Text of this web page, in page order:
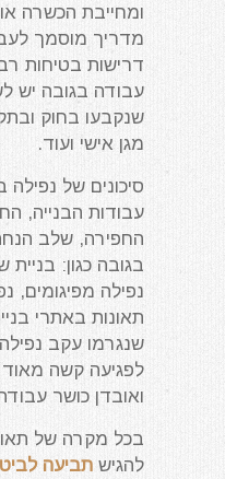
ומחייבת הכשרה
מדריך מוסמך
דרישות בטיחות
עבודה בגובה יש
שנקבעו בחוק
מגן אישי ועוד.
סיכונים של נפילה
עבודות הבנייה,
החפירה, שלב
בגובה כגון:
נפילה מפיגומים,
תאונות באתרי
שנגרמו עקב
לפגיעה קשה מאוד
ואובדן כושר
בכל מקרה של
להגיש תביעה